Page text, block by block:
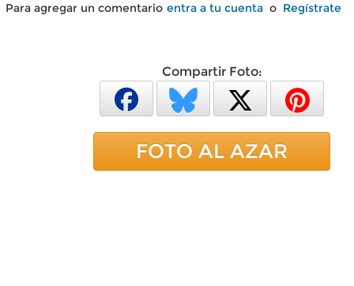
Para agregar un comentario entra a tu cuenta o Regístrate
Compartir Foto:
FOTO AL AZAR